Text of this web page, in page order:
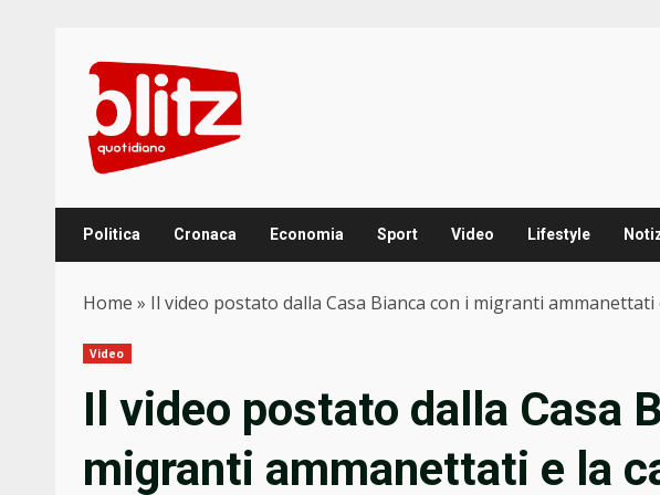
content
Politica Cronaca Economia Sport Video Lifestyle
Home » Il video postato dalla Casa Bianca con i migranti
Video
Il video postato dalla Casa
migranti ammanettati e la